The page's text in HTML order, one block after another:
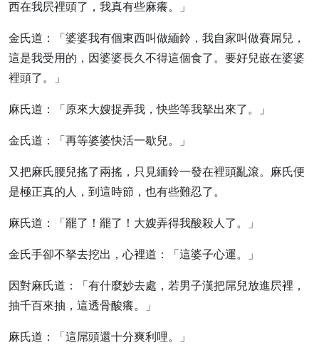
西在我屄裡頭了，我真有些麻癢。」
金氏道：「婆婆我有個東西叫做緬鈴，我自家叫做賽屌兒，
這是我受用的，因婆婆長久不得這個食了。要好兒嵌在婆婆
裡頭了。」
麻氏道：「原來大嫂捉弄我，快些等我拏出來了。」
金氏道：「再等婆婆快活一歇兒。」
又把麻氏腰兒搖了兩搖，只見緬鈴一發在裡頭亂滾。麻氏便
是極正真的人，到這時節，也有些難忍了。
麻氏道：「罷了！罷了！大嫂弄得我酸殺人了。」
金氏手卻不拏去挖出，心裡道：「這婆子心運。」
因對麻氏道：「有什麼妙去處，若男子漢把屌兒放進屄裡，
抽千百來抽，這透骨酸癢。」
麻氏道：「這屌頭還十分爽利哩。」